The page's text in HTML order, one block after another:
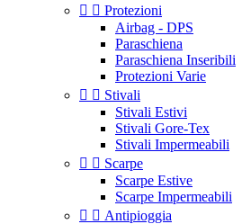
  Protezioni
Airbag - DPS
Paraschiena
Paraschiena Inseribili
Protezioni Varie
  Stivali
Stivali Estivi
Stivali Gore-Tex
Stivali Impermeabili
  Scarpe
Scarpe Estive
Scarpe Impermeabili
  Antipioggia